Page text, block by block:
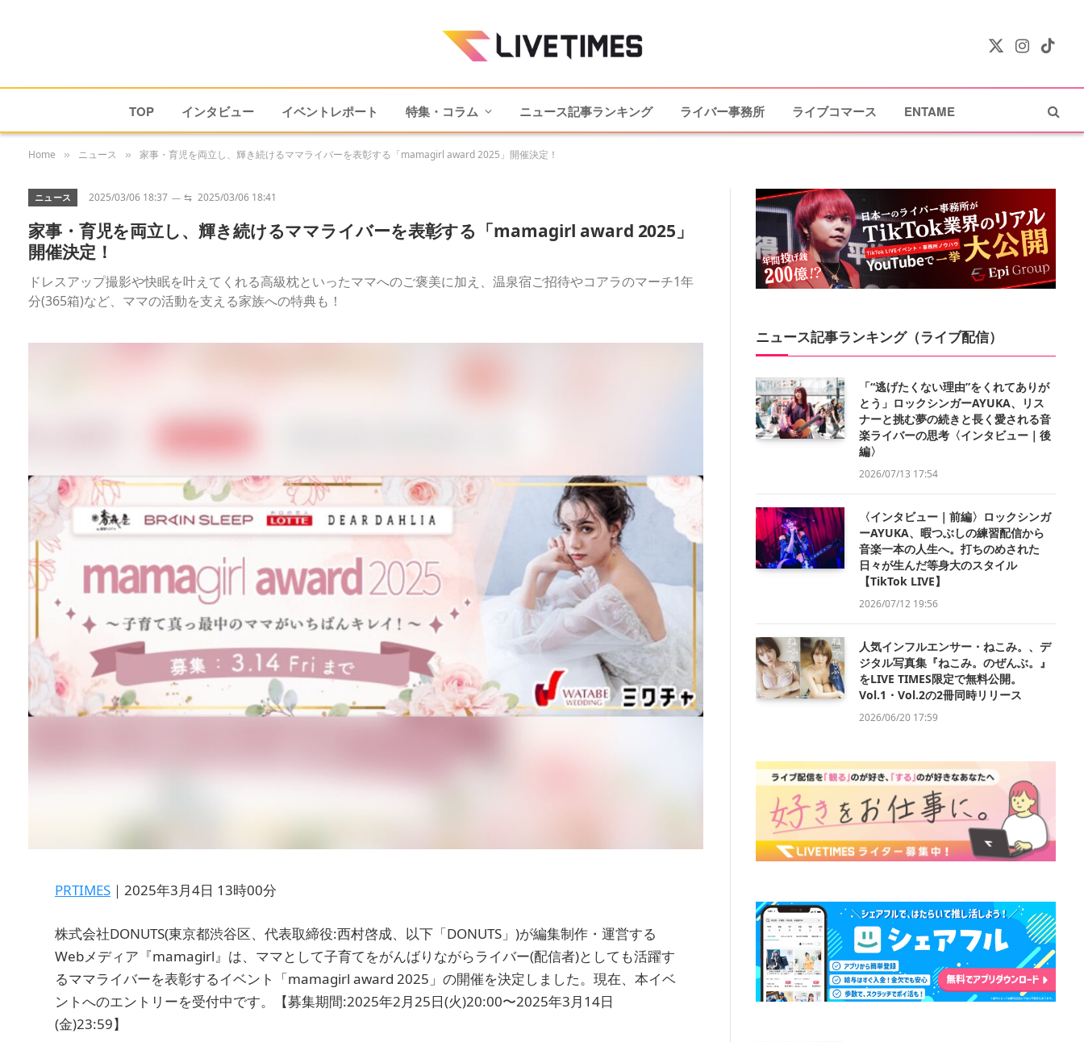
X
Instagram
TikTok
TOP インタビュー イベントレポート 特集・コラム ニュース記事ランキング ライバー事務所 ライブコマース ENTAME
Home » ニュース » 家事・育児を両立し、輝き続けるママライバーを表彰する「mamagirl award 2025」開催決定！
ニュース 2025/03/06 18:37 ⇆ 2025/03/06 18:41
家事・育児を両立し、輝き続けるママライバーを表彰する「mamagirl award 2025」
開催決定！
ドレスアップ撮影や快眠を叶えてくれる高級枕といったママへのご褒美に加え、温泉宿ご招待やコアラのマーチ1年
分(365箱)など、ママの活動を支える家族への特典も！
PRTIMES｜2025年3月4日 13時00分
株式会社DONUTS(東京都渋谷区、代表取締役:西村啓成、以下「DONUTS」)が編集制作・運営する
Webメディア『mamagirl』は、ママとして子育てをがんばりながらライバー(配信者)としても活躍す
るママライバーを表彰するイベント「mamagirl award 2025」の開催を決定しました。現在、本イベ
ントへのエントリーを受付中です。【募集期間:2025年2⽉25⽇(火)20:00〜2025年3⽉14⽇
(金)23:59】
ニュース記事ランキング（ライブ配信）
「“逃げたくない理由”をくれてありが
とう」ロックシンガーAYUKA、リス
ナーと挑む夢の続きと長く愛される音
楽ライバーの思考〈インタビュー｜後
編〉
2026/07/13 17:54
〈インタビュー｜前編〉ロックシンガ
ーAYUKA、暇つぶしの練習配信から
音楽一本の人生へ。打ちのめされた
日々が生んだ等身大のスタイル
【TikTok LIVE】
2026/07/12 19:56
人気インフルエンサー・ねこみ。、デ
ジタル写真集『ねこみ。のぜんぶ。』
をLIVE TIMES限定で無料公開。
Vol.1・Vol.2の2冊同時リリース
2026/06/20 17:59